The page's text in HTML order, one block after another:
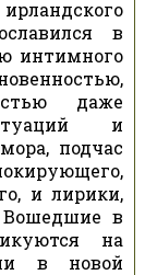
в
интимного
даже
и
подчас
и лирики,
Вошедшие в
на
в новой